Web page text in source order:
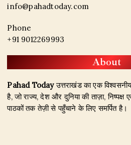
info@pahadtoday.com
Phone
+91 9012269993
About
Pahad Todayउत्तराखंड का एक
है, जो राज्य, देश और दुनिया की ताज़ा,
पाठकों तक तेज़ी से पहुँचाने के लिए समर्पित है।